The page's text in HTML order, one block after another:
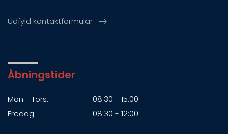
Udfyld kontaktformular
Åbningstider
Man - Tors:
08:30 - 15:00
Fredag:
08:30 - 12:00